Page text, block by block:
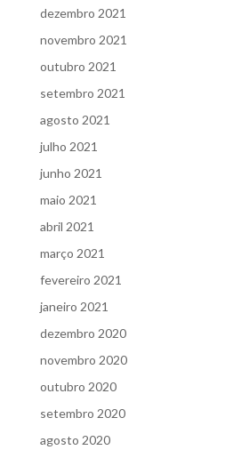
dezembro 2021
novembro 2021
outubro 2021
setembro 2021
agosto 2021
julho 2021
junho 2021
maio 2021
abril 2021
março 2021
fevereiro 2021
janeiro 2021
dezembro 2020
novembro 2020
outubro 2020
setembro 2020
agosto 2020